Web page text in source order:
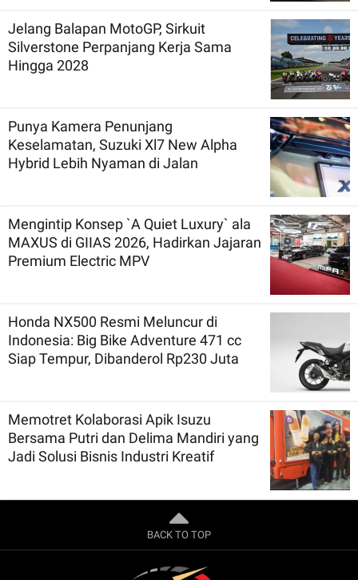
Jelang Balapan MotoGP, Sirkuit
Silverstone Perpanjang Kerja Sama
Hingga 2028
Punya Kamera Penunjang
Keselamatan, Suzuki Xl7 New Alpha
Hybrid Lebih Nyaman di Jalan
Mengintip Konsep `A Quiet Luxury` ala
MAXUS di GIIAS 2026, Hadirkan Jajaran
Premium Electric MPV
Honda NX500 Resmi Meluncur di
Indonesia: Big Bike Adventure 471 cc
Siap Tempur, Dibanderol Rp230 Juta
Memotret Kolaborasi Apik Isuzu
Bersama Putri dan Delima Mandiri yang
Jadi Solusi Bisnis Industri Kreatif
BACK TO TOP